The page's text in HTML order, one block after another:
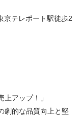
テレポート駅徒歩2
上アップ！」
劇的な品質向上と堅